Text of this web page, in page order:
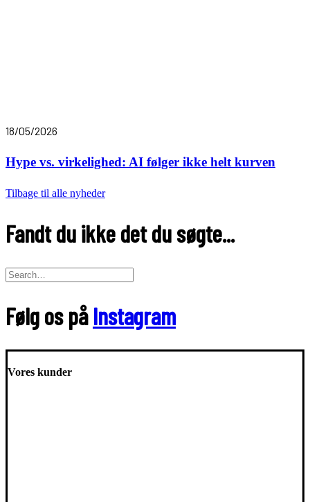
18/05/2026
Hype vs. virkelighed: AI følger ikke helt kurven
Tilbage til alle nyheder
Fandt du ikke det du søgte...
Følg os påInstagram
Vores kunder